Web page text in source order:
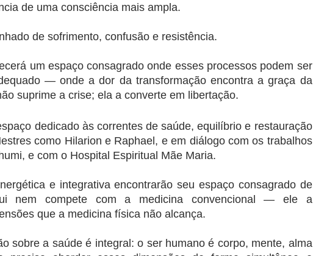
de uma consciência mais ampla.
de sofrimento, confusão e resistência.
um espaço consagrado onde esses processos podem ser
— onde a dor da transformação encontra a graça da
suprime a crise; ela a converte em libertação.
dedicado às correntes de saúde, equilíbrio e restauração
como Hilarion e Raphael, e em diálogo com os trabalhos
e com o Hospital Espiritual Mãe Maria.
e integrativa encontrarão seu espaço consagrado de
nem compete com a medicina convencional — ele a
que a medicina física não alcança.
sobre a saúde é integral: o ser humano é corpo, mente, alma